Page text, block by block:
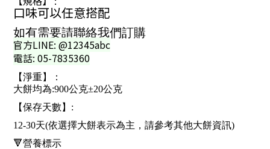
口味可以任意搭配
如有需要請聯絡我們訂購
官方LINE: @12345abc
電話: 05-7835360
【淨重】：
大餅均為:900公克±20公克
【保存天數】:
12-30天(依選擇大餅表示為主，請參考其他大餅資訊)
🔻營養標示